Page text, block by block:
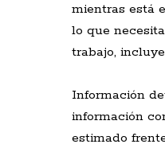
mientras está
lo que
trabajo,
Información
información
estimado